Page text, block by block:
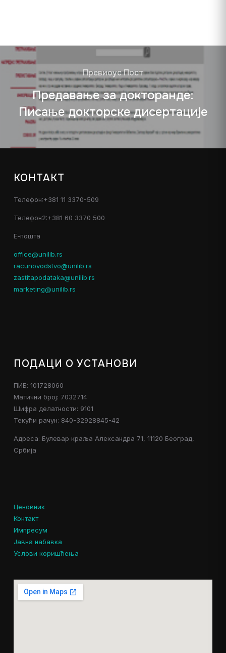
Превиоус Пост
Предавање за докторанде:
Писање докторске дисертације
КОНТАКТ
Телефон:+381 11 3370-509
Телефон2:+381 60 3370 500
Е-пошта
office@unilib.rs
racunovodstvo@unilib.rs
zastitapodataka@unilib.rs
marketing@unilib.rs
ПОДАЦИ О УСТАНОВИ
ПИБ: 101728060
Матични број: 7032714
Шифра делатности: 9101
Текући рачун: 840-32928845-42
Адреса: Булевар краља Александра 71, 11120 Београд,
Србија
Ценовник
Контакт
Импресум
Јавна набавка
Услови коришћења